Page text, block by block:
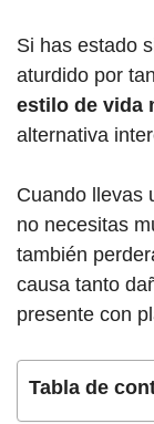
Si has estado
aturdido por
estilo de vida
alternativa
Cuando llevas
no necesitas
también
causa tanto
presente con
Tabla de